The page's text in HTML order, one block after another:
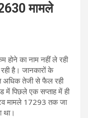
मामले
होने का नाम नहीं ले रही
है। जानकारों के
अधिक तेजी से फैल रही
पिछले एक सप्ताह में ही
मामले 17293 तक जा